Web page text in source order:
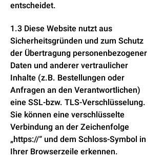
entscheidet.
1.3 Diese Website nutzt aus
Sicherheitsgründen und zum Schutz
der Übertragung personenbezogener
Daten und anderer vertraulicher
Inhalte (z.B. Bestellungen oder
Anfragen an den Verantwortlichen)
eine SSL-bzw. TLS-Verschlüsselung.
Sie können eine verschlüsselte
Verbindung an der Zeichenfolge
„https://“ und dem Schloss-Symbol in
Ihrer Browserzeile erkennen.